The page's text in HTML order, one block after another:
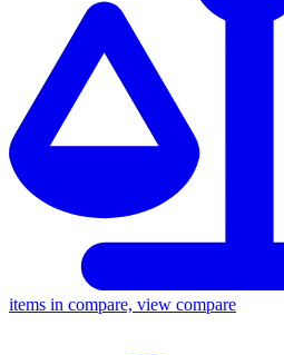
items in compare, view compare